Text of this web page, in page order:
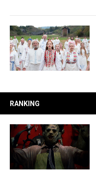
RANKING